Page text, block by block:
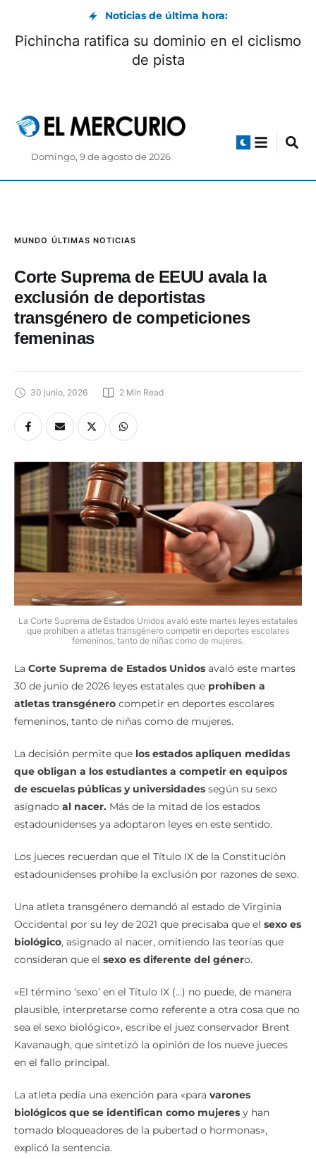
Noticias de última hora:
Pichincha ratifica su dominio en el ciclismo
de pista
Domingo, 9 de agosto de 2026
MUNDO ÚLTIMAS NOTICIAS
Corte Suprema de EEUU avala la
exclusión de deportistas
transgénero de competiciones
femeninas
30 junio, 2026 2 Min Read
La Corte Suprema de Estados Unidos avaló este martes leyes estatales
que prohíben a atletas transgénero competir en deportes escolares
femeninos, tanto de niñas como de mujeres.
La Corte Suprema de Estados Unidos avaló este martes
30 de junio de 2026 leyes estatales que prohíben a
atletas transgénero competir en deportes escolares
femeninos, tanto de niñas como de mujeres.
La decisión permite que los estados apliquen medidas
que obligan a los estudiantes a competir en equipos
de escuelas públicas y universidades según su sexo
asignado al nacer. Más de la mitad de los estados
estadounidenses ya adoptaron leyes en este sentido.
Los jueces recuerdan que el Título IX de la Constitución
estadounidenses prohíbe la exclusión por razones de sexo.
Una atleta transgénero demandó al estado de Virginia
Occidental por su ley de 2021 que precisaba que el sexo es
biológico, asignado al nacer, omitiendo las teorías que
consideran que el sexo es diferente del género.
«El término ‘sexo’ en el Título IX (…) no puede, de manera
plausible, interpretarse como referente a otra cosa que no
sea el sexo biológico», escribe el juez conservador Brent
Kavanaugh, que sintetizó la opinión de los nueve jueces
en el fallo principal.
La atleta pedía una exención para «para varones
biológicos que se identifican como mujeres y han
tomado bloqueadores de la pubertad o hormonas»,
explicó la sentencia.